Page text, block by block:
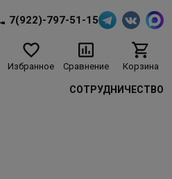
7(922)-797-51-15
Избранное Сравнение Корзина
СОТРУДНИЧЕСТВО